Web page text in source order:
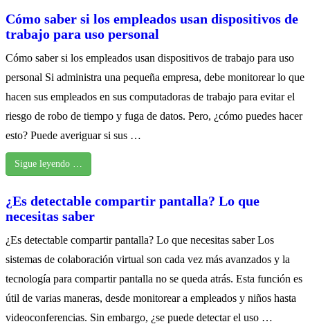
Cómo saber si los empleados usan dispositivos de
trabajo para uso personal
Cómo saber si los empleados usan dispositivos de trabajo para uso
personal Si administra una pequeña empresa, debe monitorear lo que
hacen sus empleados en sus computadoras de trabajo para evitar el
riesgo de robo de tiempo y fuga de datos. Pero, ¿cómo puedes hacer
esto? Puede averiguar si sus …
Sigue leyendo …
¿Es detectable compartir pantalla? Lo que
necesitas saber
¿Es detectable compartir pantalla? Lo que necesitas saber Los
sistemas de colaboración virtual son cada vez más avanzados y la
tecnología para compartir pantalla no se queda atrás. Esta función es
útil de varias maneras, desde monitorear a empleados y niños hasta
videoconferencias. Sin embargo, ¿se puede detectar el uso …